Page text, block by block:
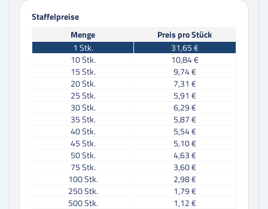
Staffelpreise
Menge
Preis pro Stück
1 Stk.
31,65 €
10Stk.
10,84 €
15Stk.
9,74 €
20Stk.
7,31 €
25Stk.
5,91 €
30Stk.
6,29 €
35Stk.
5,87 €
40Stk.
5,54 €
45Stk.
5,10 €
50Stk.
4,63 €
75Stk.
3,60 €
100Stk.
2,98 €
250Stk.
1,79 €
500Stk.
1,12 €